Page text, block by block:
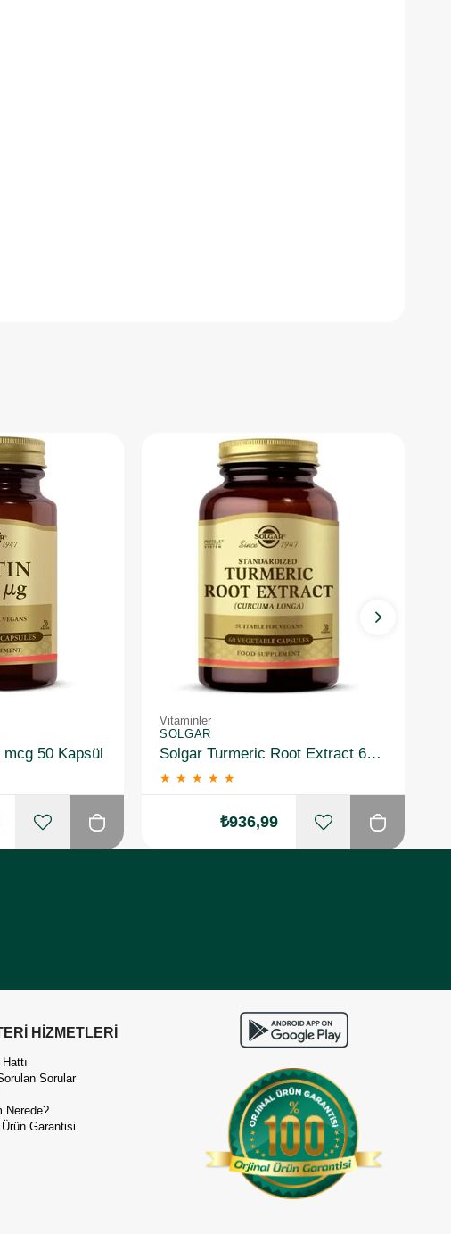
50 Kapsül
Vitaminler
SOLGAR
Solgar Turmeric Root Extract 60 Kapsül
★ ★ ★ ★ ★
₺936,99
HİZMETLERİ
Sorular
Nerede?
Garantisi